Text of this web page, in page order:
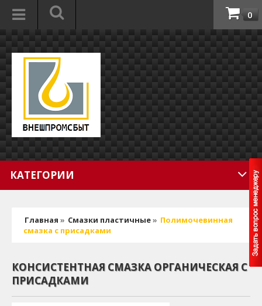
0
КАТЕГОРИИ
Главная » Смазки пластичные» Полимочевинная
смазка с присадками
КОНСИСТЕНТНАЯ СМАЗКА ОРГАНИЧЕСКАЯ С
ПРИСАДКАМИ